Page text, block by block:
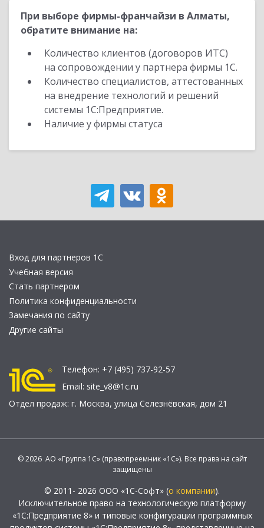
При выборе фирмы-франчайзи в Алматы,
обратите внимание на:
Количество клиентов (договоров ИТС)
на сопровождении у партнера фирмы 1С.
Количество специалистов, аттестованных
на внедрение технологий и решений
системы 1С:Предприятие.
Наличие у фирмы статуса
Вход для партнеров 1С
Учебная версия
Стать партнером
Политика конфиденциальности
Замечания по сайту
Другие сайты
Телефон: +7 (495) 737-92-57
Email: site_v8@1c.ru
Отдел продаж: г. Москва, улица Селезнёвская, дом 21
© 2026 АО «Группа 1С» (правопреемник «1С»). Все права на сайт
защищены
© 2011- 2026 ООО «1С-Софт» (о компании).
Исключительное право на технологическую платформу
«1С:Предприятие 8» и типовые конфигурации программных